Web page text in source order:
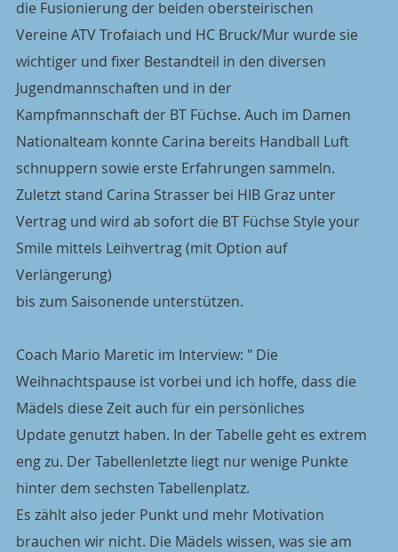
die Fusionierung der beiden obersteirischen
Vereine ATV Trofaiach und HC Bruck/Mur wurde sie
wichtiger und fixer Bestandteil in den diversen
Jugendmannschaften und in der
Kampfmannschaft der BT Füchse. Auch im Damen
Nationalteam konnte Carina bereits Handball Luft
schnuppern sowie erste Erfahrungen sammeln.
Zuletzt stand Carina Strasser bei HIB Graz unter
Vertrag und wird ab sofort die BT Füchse Style your
Smile mittels Leihvertrag (mit Option auf
Verlängerung)
bis zum Saisonende unterstützen.
Coach Mario Maretic im Interview: " Die
Weihnachtspause ist vorbei und ich hoffe, dass die
Mädels diese Zeit auch für ein persönliches
Update genutzt haben. In der Tabelle geht es extrem
eng zu. Der Tabellenletzte liegt nur wenige Punkte
hinter dem sechsten Tabellenplatz.
Es zählt also jeder Punkt und mehr Motivation
brauchen wir nicht. Die Mädels wissen, was sie am